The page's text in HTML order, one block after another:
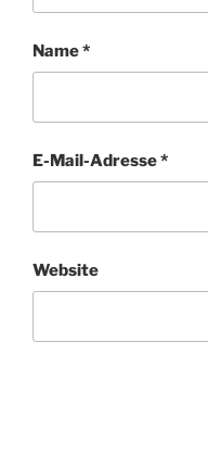
Name*
E-Mail-Adresse*
Website